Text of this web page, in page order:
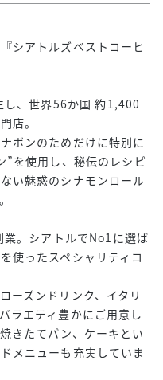
シアトルズベストコーヒ
し、世界56か国 約1,400
店。
ボンのためだけに特別に
”を使用し、秘伝のレシピ
い魅惑のシナモンロール
。シアトルでNo1に選ば
使ったスペシャリティコ
ーズンドリンク、イタリ
ラエティ豊かにご用意し
きたてパン、ケーキとい
メニューも充実していま